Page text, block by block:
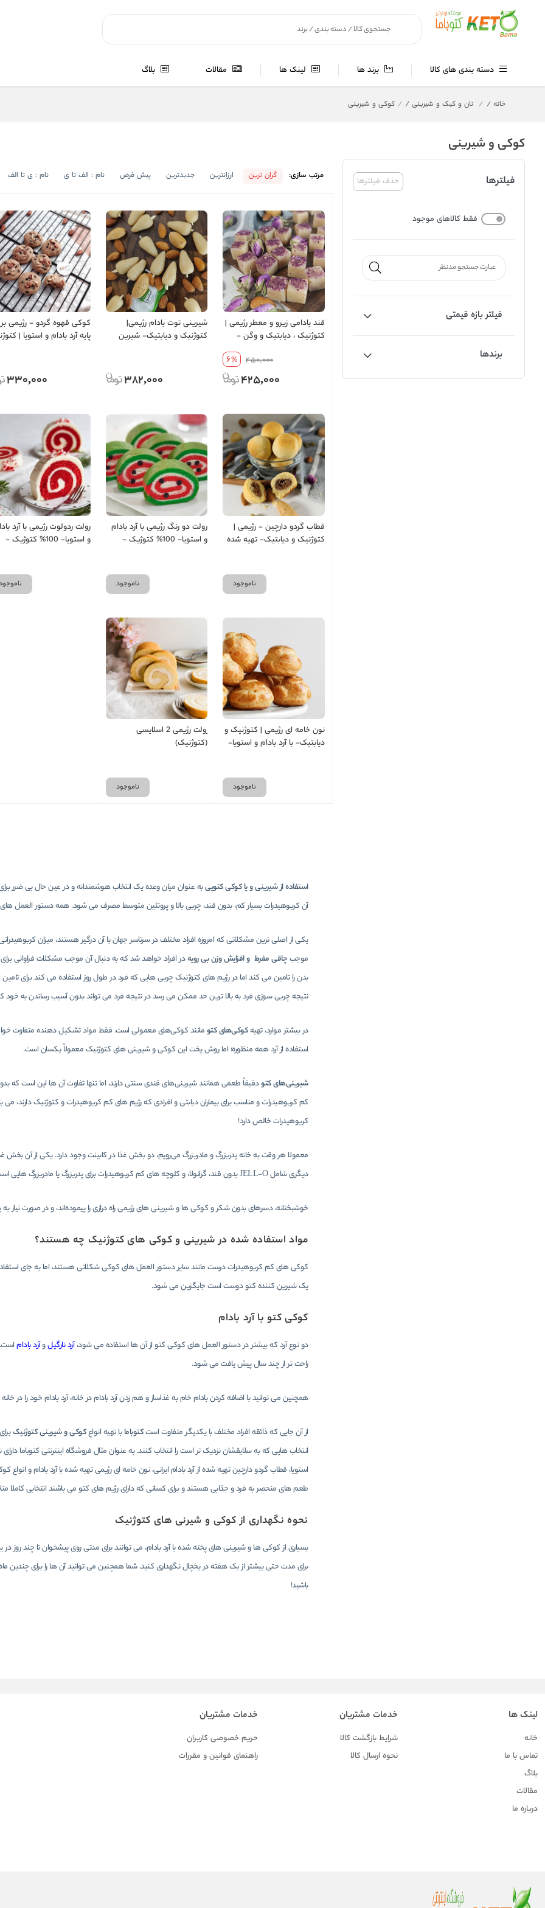
دسته بندی های کالا برند ها لینک ها مقالات بلاگ
خانه/ نان و کیک و شیرینی / کوکی و شیرینی
کوکی و شیرینی
حذف فیلترها فیلترها
فقط کالاهای موجود
فیلتر بازه قیمتی
برندها
مرتب سازی: گران ترین ارزانترین جدیدترین پیش فرض نام : الف تا ی نام : ی تا الف
قند بادامی زیرو و معطر رژیمی |
کتوژنیک ، دیابتیک و وگن -
450,000
6%
425,000
شیرینی توت بادام رژیمی|
کتوژنیک و دیابتیک- شیرین
382,000
کوکی قهوه گردو - رژیمی بر
پایه آرد بادام و استویا |
330,000
قطاب گردو دارچین - رژیمی |
کتوژنیک و دیابتیک- تهیه شده
ناموجود
رولت دو رنگ رژیمی با آرد بادام
و استویا- 100% کتوژیک -
ناموجود
رولت ردولوت رژیمی با آرد
و استویا- 100% کتوژیک -
نون خامه ای رژیمی | کتوژنیک و
دیابتیک- با آرد بادام و استویا-
ناموجود
رولت رژیمی 2 اسلایسی
(کتوژنیک)
ناموجود
استفاده از شیرینی و یا کوکی کتوییبه عنوان میان وعده یک انتخاب هوشمندانه و در عین حال بی ضرر
آن کربوهیدرات بسیار کم، بدون قند، چربی بالا و پروتئین متوسط ​​مصرف می شود. همه دستور العمل
یکی از اصلی ترین مشکلاتی که امروزه افراد مختلف در سرتاسر جهان با آن درگیر هستند، میزان
موجبچاقی مفرط و افزایش وزن بی رویهدر افراد خواهد شد که به دنبال آن موجب مشکلات فراوانی برای
بدن را تامین می کند اما در رژیم های کتوژنیک چربی هایی که فرد در طول روز استفاده می کند برای
نتیجه چربی سوزی فرد به بالا ترین حد ممکن می رسد در نتیجه فرد می تواند بدون آسیب رساندن به خود
در بیشتر موارد، تهیهکوکی‌های کتومانند کوکی‌های معمولی است. فقط مواد تشکیل دهنده متفاوت خواهد
استفاده از آرد همه منظوره؛ اما روش پخت این کوکی و شیرینی های کتوژنیک معمولاً یکسان است.
شیرینی‌های کتودقیقاً طعمی همانند شیرینی‌های قندی سنتی دارند، اما تنها تفاوت آن ها این است
کربوهیدرات خالص دارد!
معمولا هر وقت به خانه پدربزرگ و مادربزرگ می‌رویم، دو بخش غذا در کابینت وجود دارد. یکی از آن
دیگری شامل JELL-O بدون قند، گرانولا، و کلوچه های کم کربوهیدرات برای پدربزرگ یا مادربزرگ هایی است که دیابت دارند.
خوشبختانه، دسرهای بدون شکر و کوکی ها و شیرینی های رژیمی راه درازی را پیموده‌اند، و در صورت نیاز
مواد استفاده شده در شیرینی و کوکی های کتوژنیک چه هستند؟
کوکی های کم کربوهیدرات درست مانند سایر دستور العمل های کوکی شکلاتی هستند، اما به جای استفاده
یک شیرین کننده کتو دوست است جایگزین می شود.
کوکی کتو با آرد بادام
دو نوع آرد که بیشتر در دستور العمل های کوکی کتو از آن ها استفاده می شود،آرد نارگیلوآرد باداماست.
راحت تر از چند سال پیش یافت می شود.
همچنین می توانید با اضافه کردن بادام خام به غذاساز و هم زدن آرد بادام در خانه، آرد بادام خود را در
از آن جایی که ذائقه افراد مختلف با یکدیگر متفاوت استکتوبامابا تهیه انواعکوکی و شیرینی کتوژنیک
انتخاب هایی که به سلایقشان نزدیک تر است را انتخاب کنند. به عنوان مثال فروشگاه اینترنتی کتوباما
استویا، قطاب گردو دارچین تهیه شده از آرد بادام ایرانی، نون خامه ای رژیمی تهیه شده با آرد بادام و
طعم های منحصر به فرد و جذابی هستند و برای کسانی که دارای رژیم های کتو می باشند انتخابی کاملا
نحوه نگهداری از کوکی و شیرنی های کتوژنیک
بسیاری از کوکی ها و شیرینی های پخته شده با آرد بادام، می توانند برای مدتی روی پیشخوان تا چند
برای مدت حتی بیشتر از یک هفته در یخچال نگهداری کنید. شما همچنین می توانید آن ها را برای چندین ماه
باشید!
لینک ها
خانه
تماس با ما
بلاگ
مقالات
درباره ما
خدمات مشتریان
شرایط بازگشت کالا
نحوه ارسال کالا
خدمات مشتریان
حریم خصوصی کاربران
راهنمای قوانین و مقررات